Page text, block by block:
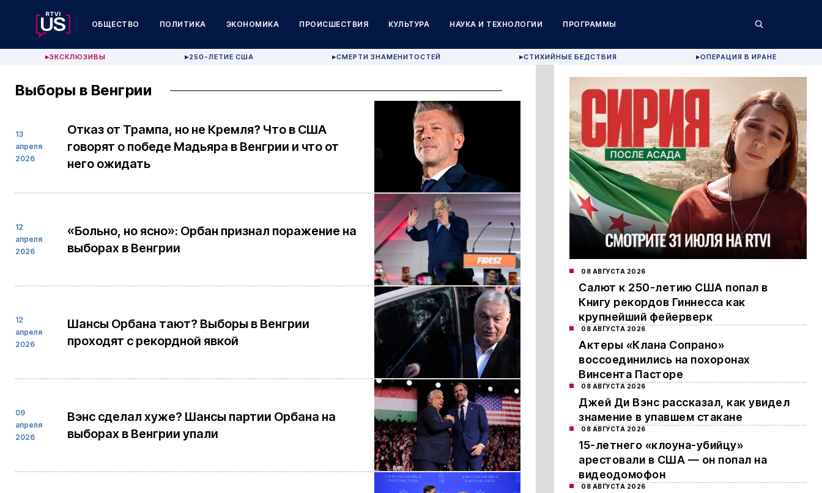
ОБЩЕСТВО ПОЛИТИКА ЭКОНОМИКА ПРОИСШЕСТВИЯ КУЛЬТУРА НАУКА И ТЕХНОЛОГИИ ПРОГРАММЫ
▶ЭКСКЛЮЗИВЫ ▶250-ЛЕТИЕ США ▶СМЕРТИ ЗНАМЕНИТОСТЕЙ ▶СТИХИЙНЫЕ БЕДСТВИЯ ▶ОПЕРАЦИЯ В ИРАНЕ
Выборы в Венгрии
13
апреля
2026
Отказ от Трампа, но не Кремля? Что в США
говорят о победе Мадьяра в Венгрии и что от
него ожидать
12
апреля
2026
«Больно, но ясно»: Орбан признал поражение на
выборах в Венгрии
12
апреля
2026
Шансы Орбана тают? Выборы в Венгрии
проходят с рекордной явкой
09
апреля
2026
Вэнс сделал хуже? Шансы партии Орбана на
выборах в Венгрии упали
08 АВГУСТА 2026
Салют к 250-летию США попал в
Книгу рекордов Гиннесса как
крупнейший фейерверк
08 АВГУСТА 2026
Актеры «Клана Сопрано»
воссоединились на похоронах
Винсента Пасторе
08 АВГУСТА 2026
Джей Ди Вэнс рассказал, как увидел
знамение в упавшем стакане
08 АВГУСТА 2026
15-летнего «клоуна-убийцу»
арестовали в США — он попал на
видеодомофон
08 АВГУСТА 2026